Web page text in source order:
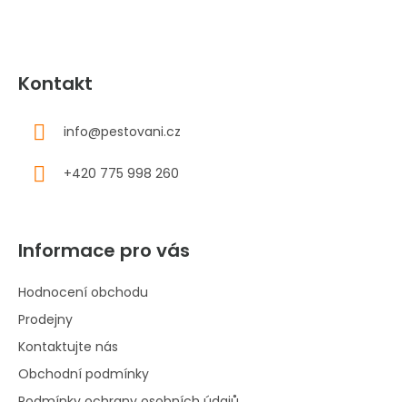
Kontakt
info@pestovani.cz
+420 775 998 260
Informace pro vás
Hodnocení obchodu
Prodejny
Kontaktujte nás
Obchodní podmínky